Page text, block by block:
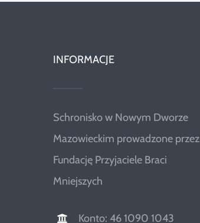
INFORMACJE
Schronisko w Nowym Dworze
Mazowieckim prowadzone przez
Fundację Przyjaciele Braci
Mniejszych
Konto: 46 1090 1043